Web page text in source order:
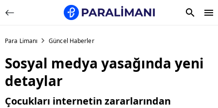
Para Limanı Güncel Haberler
Sosyal medya yasağında yeni
detaylar
Çocukları internetin zararlarından